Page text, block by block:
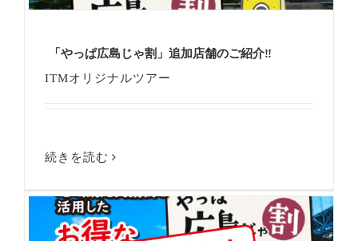
「やっぱ広島じゃ割」追加店舗のご紹介‼
ITMオリジナルツアー
続きを読む